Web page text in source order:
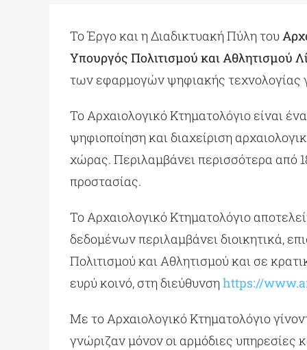
Το Έργο και η Διαδικτυακή Πύλη του
Υπουργός Πολιτισμού και Αθλητισμού
των εφαρμογών ψηφιακής τεχνολογίας
Το Αρχαιολογικό Κτηματολόγιο είναι
ψηφιοποίηση και διαχείριση
χώρας. Περιλαμβάνει περισσότερα από
προστασίας.
Το Αρχαιολογικό Κτηματολόγιο
δεδομένων περιλαμβάνει διοικητικά,
Πολιτισμού και Αθλητισμού και σε
ευρύ κοινό, στη διεύθυνσηhttps://
Με το Αρχαιολογικό Κτηματολόγιο
γνώριζαν μόνον οι αρμόδιες υπηρεσίες